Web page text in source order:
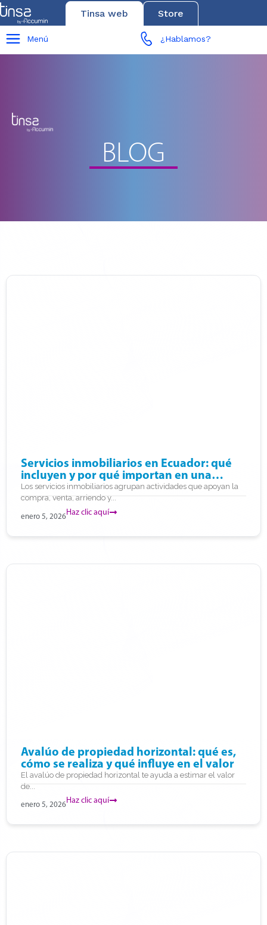
Tinsa web Store
Menú ¿Hablamos?
BLOG
Servicios inmobiliarios en Ecuador: qué
incluyen y por qué importan en una
decisión
Los servicios inmobiliarios agrupan actividades que apoyan la
compra, venta, arriendo y...
enero 5, 2026Haz clic aquí
Avalúo de propiedad horizontal: qué es,
cómo se realiza y qué influye en el valor
El avalúo de propiedad horizontal te ayuda a estimar el valor
de...
enero 5, 2026Haz clic aquí